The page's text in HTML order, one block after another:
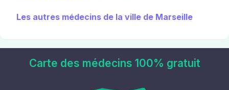
Les autres médecins de la ville de Marseille
Carte des médecins 100% gratuit